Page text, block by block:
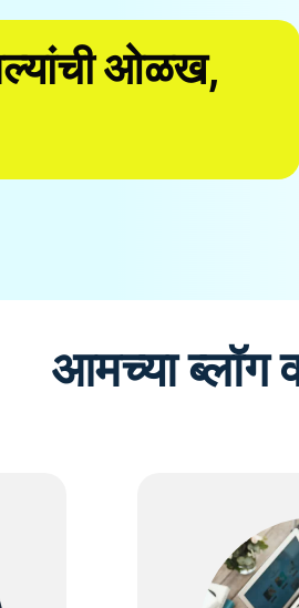
ओळख,
आमच्या ब्लॉग